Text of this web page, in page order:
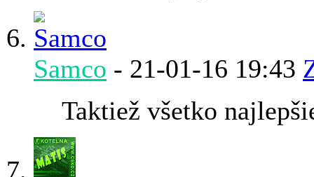
Samco - 21-01-16 19:43
Taktiež všetko